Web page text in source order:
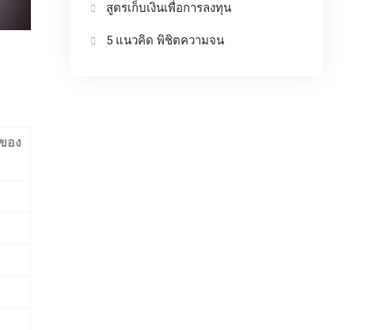
อง
สูตรเก็บเงินเพื่อการลงทุน
5 แนวคิด พิชิตความจน